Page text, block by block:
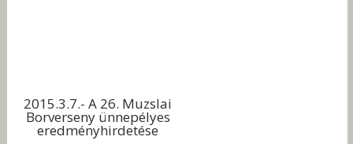
2015.3.7.- A 26. Muzslai
Borverseny ünnepélyes
eredményhirdetése